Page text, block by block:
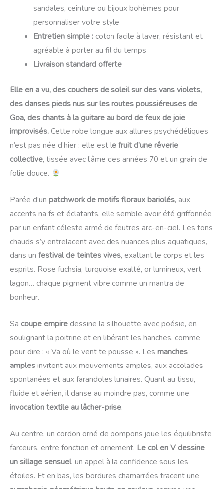
sandales, ceinture ou bijoux bohèmes pour
personnaliser votre style
Entretien simple :coton facile à laver, résistant et
agréable à porter au fil du temps
Livraison standard offerte
Elle en a vu, des couchers de soleil sur des vans violets,
des danses pieds nus sur les routes poussiéreuses de
Goa, des chants à la guitare au bord de feux de joie
improvisés.Cette robe longue aux allures psychédéliques
n’est pas née d’hier : elle estle fruit d’une rêverie
collective, tissée avec l’âme des années 70 et un grain de
folie douce.
Parée d’un patchwork de motifs floraux bariolés, aux
accents naïfs et éclatants, elle semble avoir été griffonnée
par un enfant céleste armé de feutres arc-en-ciel. Les tons
chauds s’y entrelacent avec des nuances plus aquatiques,
dans un festival de teintes vives, exaltant le corps et les
esprits. Rose fuchsia, turquoise exalté, or lumineux, vert
lagon… chaque pigment vibre comme un mantra de
bonheur.
Sa coupe empire dessine la silhouette avec poésie, en
soulignant la poitrine et en libérant les hanches, comme
pour dire : « Va où le vent te pousse ». Les manches
amplesinvitent aux mouvements amples, aux accolades
spontanées et aux farandoles lunaires. Quant au tissu,
fluide et aérien, il danse au moindre pas, comme une
invocation textile au lâcher-prise.
Au centre, un cordon orné de pompons joue les équilibriste
farceurs, entre fonction et ornement. Le col en V dessine
un sillage sensuel, un appel à la confidence sous les
étoiles. Et en bas, les bordures chamarrées tracent une